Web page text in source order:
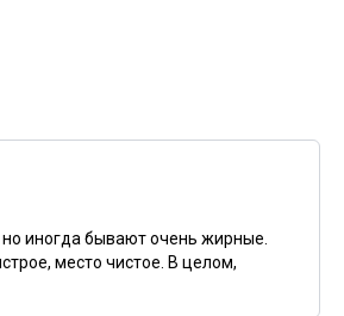
но иногда бывают очень жирные.
место чистое. В целом,